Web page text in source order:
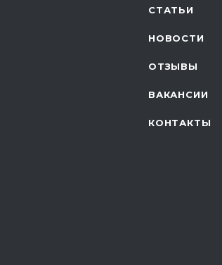
СТАТЬИ
НОВОСТИ
ОТЗЫВЫ
ВАКАНСИИ
КОНТАКТЫ